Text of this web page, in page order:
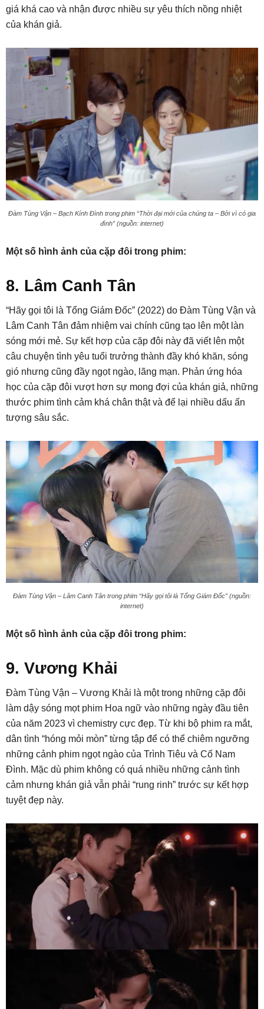
giá khá cao và nhận được nhiều sự yêu thích nồng nhiệt
của khán giả.
Đàm Tùng Vận – Bạch Kính Đình trong phim “Thời đại mới của chúng ta – Bởi vì có gia
đình” (nguồn: internet)
Một số hình ảnh của cặp đôi trong phim:
8. Lâm Canh Tân
“Hãy gọi tôi là Tổng Giám Đốc” (2022) do Đàm Tùng Vận và
Lâm Canh Tân đảm nhiệm vai chính cũng tạo lên một làn
sóng mới mẻ. Sự kết hợp của cặp đôi này đã viết lên một
câu chuyện tình yêu tuổi trưởng thành đầy khó khăn, sóng
gió nhưng cũng đầy ngọt ngào, lãng mạn. Phản ứng hóa
học của cặp đôi vượt hơn sự mong đợi của khán giả, những
thước phim tình cảm khá chân thật và để lại nhiều dấu ấn
tượng sâu sắc.
Đàm Tùng Vận – Lâm Canh Tân trong phim “Hãy gọi tôi là Tổng Giám Đốc” (nguồn:
internet)
Một số hình ảnh của cặp đôi trong phim:
9. Vương Khải
Đàm Tùng Vận – Vương Khải là một trong những cặp đôi
làm dậy sóng mọt phim Hoa ngữ vào những ngày đầu tiên
của năm 2023 vì chemistry cực đẹp. Từ khi bộ phim ra mắt,
dân tình “hóng mỏi mòn” từng tập để có thể chiêm ngưỡng
những cảnh phim ngọt ngào của Trình Tiêu và Cố Nam
Đình. Mặc dù phim không có quá nhiều những cảnh tình
cảm nhưng khán giả vẫn phải “rung rinh” trước sự kết hợp
tuyệt đẹp này.